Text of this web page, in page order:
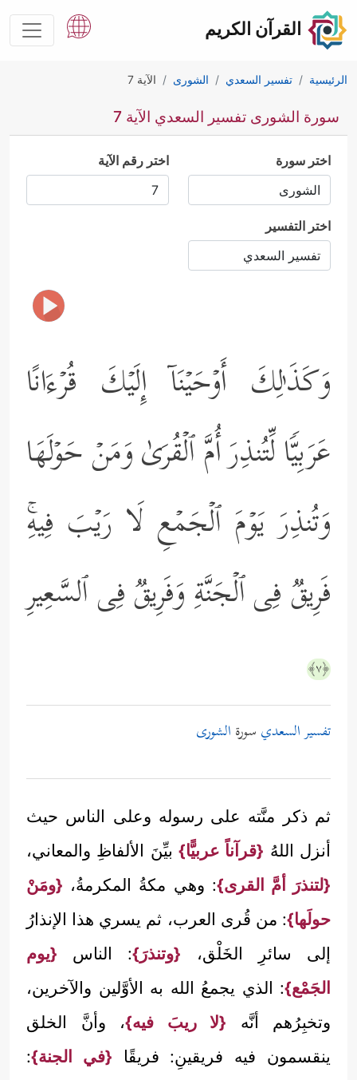
القرآن الكريم
الرئيسية تفسير السعدي الشورى الآية 7
سورة الشورى تفسير السعدي الآية 7
اختر سورة اختر رقم الآية
اختر التفسير
وَكَذَ ٰ⁠لِكَ أَوۡحَیۡنَاۤ إِلَیۡكَ قُرۡءَانًا
عَرَبِیࣰّا لِّتُنذِرَ أُمَّ ٱلۡقُرَىٰ وَمَنۡ حَوۡلَهَا
وَتُنذِرَ یَوۡمَ ٱلۡجَمۡعِ لَا رَیۡبَ فِیهِۚ
فَرِیقࣱ فِی ٱلۡجَنَّةِ وَفَرِیقࣱ فِی ٱلسَّعِیرِ
﴿٧﴾
تفسير السعدي سورة الشورى
ثم ذكر منَّته على رسوله وعلى الناس حيث
أنزل اللهُ {قرآناً عربيًّا} بيِّنَ الألفاظِ والمعاني،
{لتنذرَ أمَّ القرى}: وهي مكةُ المكرمةُ، {ومَنْ
حولَها}: من قُرى العرب، ثم يسري هذا الإنذارُ
إلى سائرِ الخَلْق، {وتنذرَ}: الناس {يوم
الجَمْع}: الذي يجمعُ الله به الأوَّلين والآخرين،
وتخبِرُهم أنَّه {لا ريبَ فيه}، وأنَّ الخلق
ينقسمون فيه فريقينِ: فريقًا {في الجنة}: